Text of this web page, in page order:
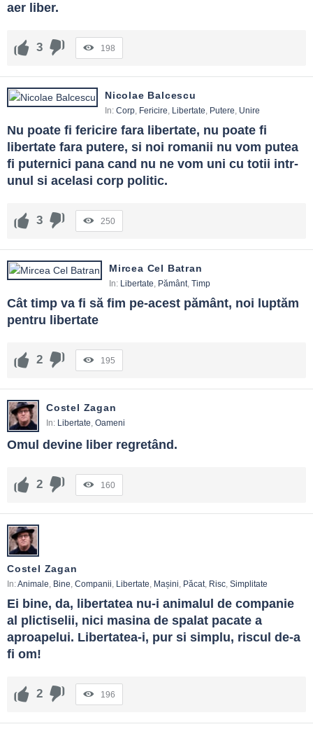
aer liber.
3 198
Nicolae Balcescu
In: Corp, Fericire, Libertate, Putere, Unire
Nu poate fi fericire fara libertate, nu poate fi
libertate fara putere, si noi romanii nu vom putea
fi puternici pana cand nu ne vom uni cu totii intr-
unul si acelasi corp politic.
3 250
Mircea Cel Batran
In: Libertate, Pământ, Timp
Cât timp va fi să fim pe-acest pământ, noi luptăm
pentru libertate
2 195
Costel Zagan
In: Libertate, Oameni
Omul devine liber regretând.
2 160
Costel Zagan
In:Animale, Bine, Companii, Libertate, Mașini, Păcat, Risc, Simplitate
Ei bine, da, libertatea nu-i animalul de companie
al plictiselii, nici masina de spalat pacate a
aproapelui. Libertatea-i, pur si simplu, riscul de-a
fi om!
2 196